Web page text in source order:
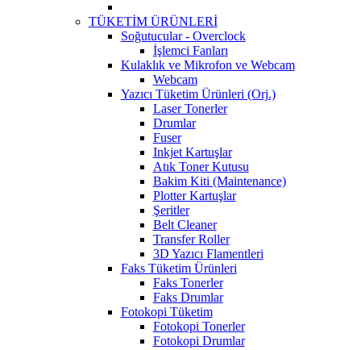
TÜKETİM ÜRÜNLERİ
Soğutucular - Overclock
İşlemci Fanları
Kulaklık ve Mikrofon ve Webcam
Webcam
Yazıcı Tüketim Ürünleri (Orj.)
Laser Tonerler
Drumlar
Fuser
Inkjet Kartuşlar
Atık Toner Kutusu
Bakim Kiti (Maintenance)
Plotter Kartuşlar
Şeritler
Belt Cleaner
Transfer Roller
3D Yazıcı Flamentleri
Faks Tüketim Ürünleri
Faks Tonerler
Faks Drumlar
Fotokopi Tüketim
Fotokopi Tonerler
Fotokopi Drumlar